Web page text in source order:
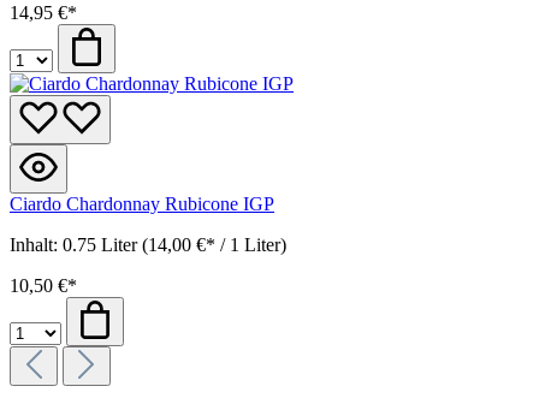
14,95 €*
Ciardo Chardonnay Rubicone IGP
Inhalt: 0.75 Liter(14,00 €* / 1 Liter)
10,50 €*